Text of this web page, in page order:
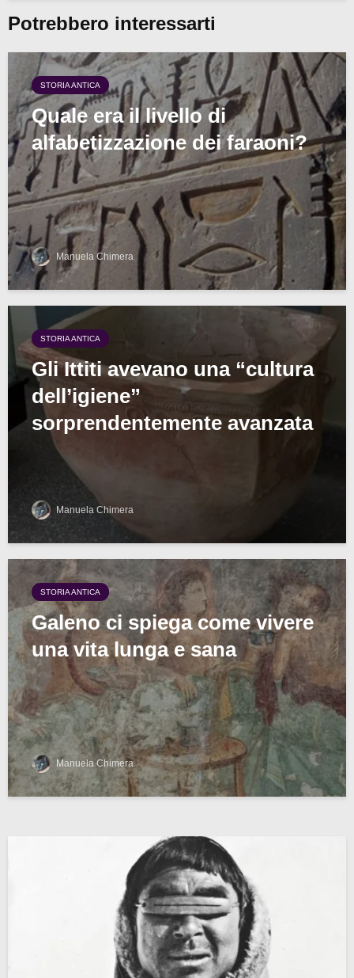
Potrebbero interessarti
STORIA ANTICA
Quale era il livello di
alfabetizzazione dei faraoni?
Manuela Chimera
STORIA ANTICA
Gli Ittiti avevano una “cultura
dell’igiene”
sorprendentemente avanzata
Manuela Chimera
STORIA ANTICA
Galeno ci spiega come vivere
una vita lunga e sana
Manuela Chimera